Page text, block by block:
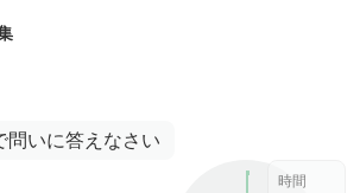
問いに答えなさい
時間